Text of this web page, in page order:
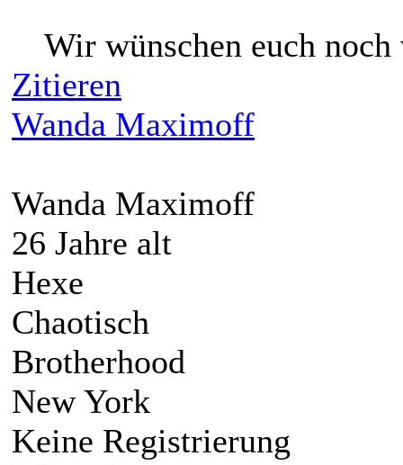
Wir wünschen euch
Zitieren
Wanda Maximoff
Wanda Maximoff
26 Jahre alt
Hexe
Chaotisch
Brotherhood
New York
Keine Registrierung